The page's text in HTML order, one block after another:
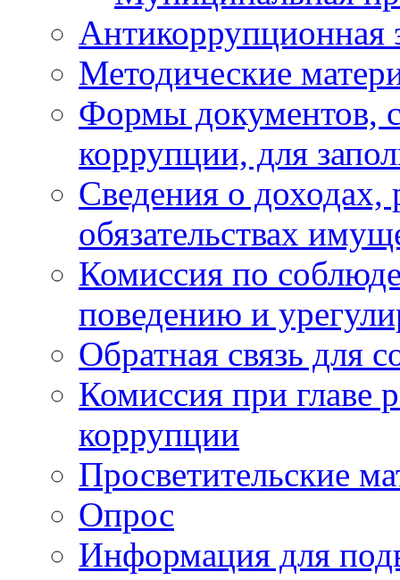
Антикоррупционная
Методические
Формы документов,
коррупции, для
Сведения о доходах,
обязательствах
Комиссия по
поведению и
Обратная связь для
Комиссия при главе
коррупции
Просветительские
Опрос
Информация для